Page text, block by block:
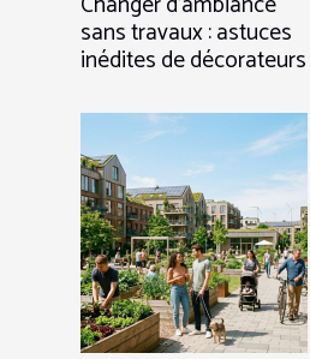
sans travaux : astuces
inédites de décorateurs